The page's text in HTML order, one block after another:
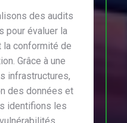
des audits
pour évaluer la
la conformité de
Grâce à une
infrastructures,
des données et
identifions les